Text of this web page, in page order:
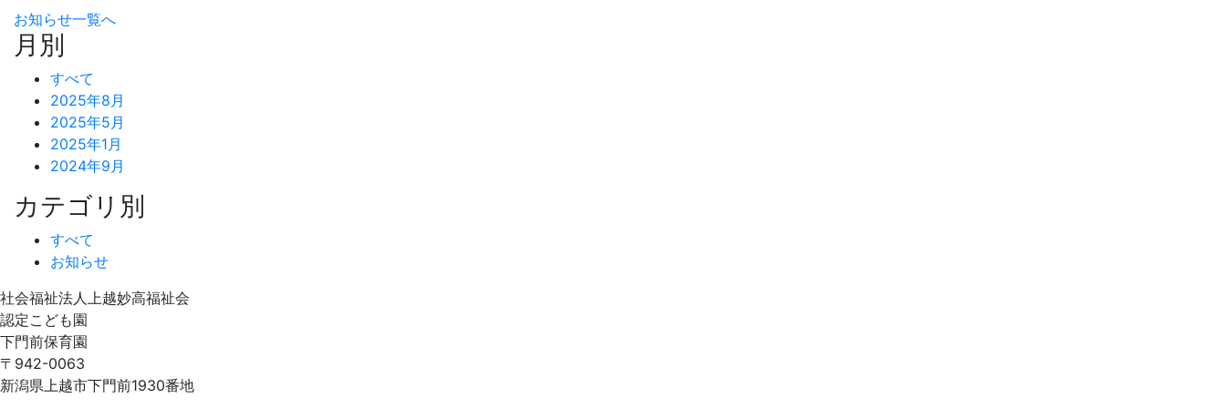
お知らせ一覧へ
月別
すべて
2025年8月
2025年5月
2025年1月
2024年9月
カテゴリ別
すべて
お知らせ
社会福祉法人上越妙高福祉会
認定こども園
下門前保育園
〒942-0063
新潟県上越市下門前1930番地